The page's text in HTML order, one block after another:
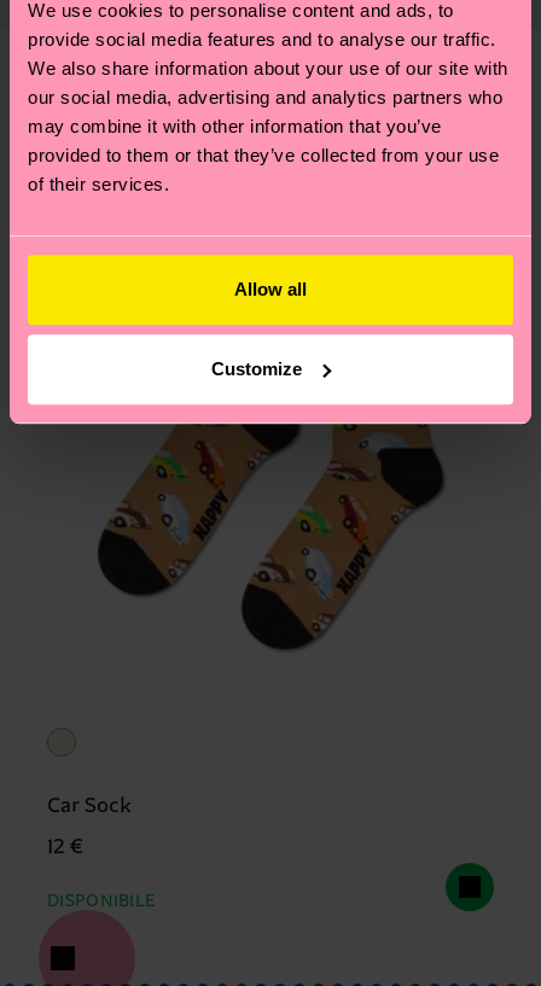
We use cookies to personalise content and ads, to
provide social media features and to analyse our traffic.
We also share information about your use of our site with
our social media, advertising and analytics partners who
may combine it with other information that you’ve
provided to them or that they’ve collected from your use
of their services.
Allow all
Customize
piccole-grandi scelte responsabili! Vuoi scoprire
tutti i nostri segreti (e qualche dritta utile)? Dai
un’occhiata alla nostrapagina sulla sostenibilità!
presente che si tratta solo di una stima: la
consegna effettiva dipende dai servizi postali
locali.
Hai domande sui resi? Visita la nostra pagina
per trovare le risposte alle domande più comuni.
Secondo noi, ti piaceràPattern simili
Novità
Car Sock
12 €
DISPONIBILE